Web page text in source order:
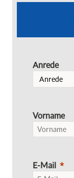
Anrede
Vorname
E-Mail